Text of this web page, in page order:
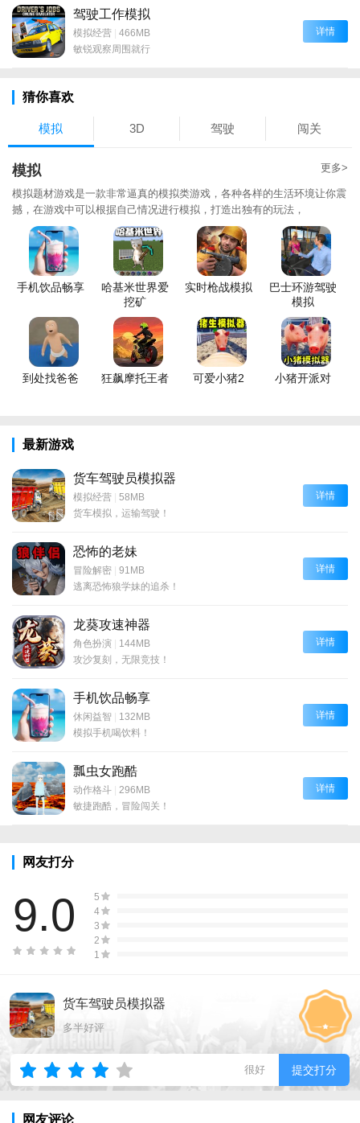
驾驶工作模拟
模拟经营 | 466MB
敏锐观察周围就行
详情
猜你喜欢
模拟 3D 驾驶 闯关
模拟 更多>
模拟题材游戏是一款非常逼真的模拟类游戏，各种各样的生活环境让你震
撼，在游戏中可以根据自己情况进行模拟，打造出独有的玩法，
手机饮品畅享
哈基米世界爱
挖矿
实时枪战模拟
巴士环游驾驶
模拟
到处找爸爸 狂飙摩托王者 可爱小猪2 小猪开派对
最新游戏
货车驾驶员模拟器
模拟经营 | 58MB
货车模拟，运输驾驶！
详情
恐怖的老妹
冒险解密 | 91MB
逃离恐怖狼学妹的追杀！
详情
龙葵攻速神器
角色扮演 | 144MB
攻沙复刻，无限竞技！
详情
手机饮品畅享
休闲益智 | 132MB
模拟手机喝饮料！
详情
瓢虫女跑酷
动作格斗 | 296MB
敏捷跑酷，冒险闯关！
详情
网友打分
9.0
5
4
3
2
1
货车驾驶员模拟器
多半好评
很好 提交打分
网友评论